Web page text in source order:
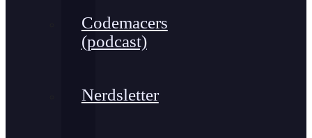
Codemacers
(podcast)
Nerdsletter